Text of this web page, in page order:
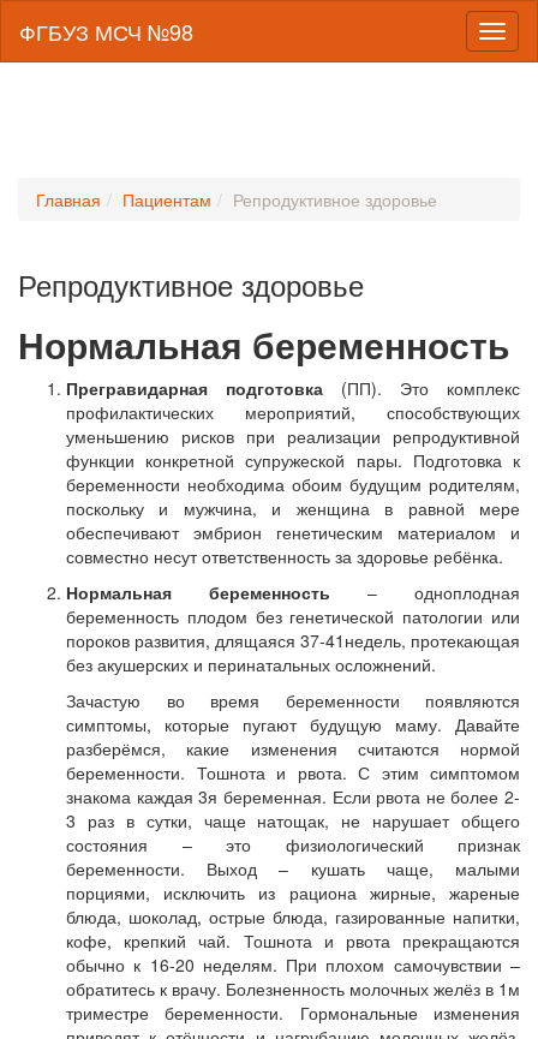
ФГБУЗ МСЧ №98
Главная Пациентам Репродуктивное здоровье
Репродуктивное здоровье
Нормальная беременность
Прегравидарная подготовка (ПП). Это комплекс
профилактических мероприятий, способствующих
уменьшению рисков при реализации репродуктивной
функции конкретной супружеской пары. Подготовка к
беременности необходима обоим будущим родителям,
поскольку и мужчина, и женщина в равной мере
обеспечивают эмбрион генетическим материалом и
совместно несут ответственность за здоровье ребёнка.
Нормальная беременность – одноплодная
беременность плодом без генетической патологии или
пороков развития, длящаяся 37-41недель, протекающая
без акушерских и перинатальных осложнений.
Зачастую во время беременности появляются
симптомы, которые пугают будущую маму. Давайте
разберёмся, какие изменения считаются нормой
беременности. Тошнота и рвота. С этим симптомом
знакома каждая 3я беременная. Если рвота не более 2-
3 раз в сутки, чаще натощак, не нарушает общего
состояния – это физиологический признак
беременности. Выход – кушать чаще, малыми
порциями, исключить из рациона жирные, жареные
блюда, шоколад, острые блюда, газированные напитки,
кофе, крепкий чай. Тошнота и рвота прекращаются
обычно к 16-20 неделям. При плохом самочувствии –
обратитесь к врачу. Болезненность молочных желёз в 1м
триместре беременности. Гормональные изменения